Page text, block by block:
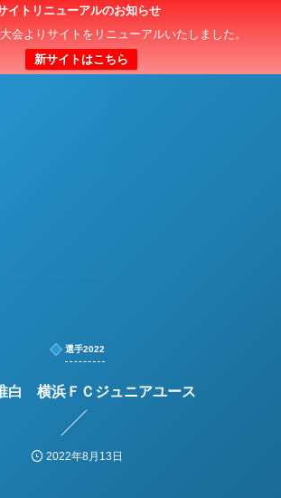
イトリニューアルのお知らせ
会よりサイトをリニューアルいたしました。
新サイトはこちら
ースサッカー選手権（U-15）大会
選手2022
白 横浜ＦＣジュニアユース
2022年8月13日